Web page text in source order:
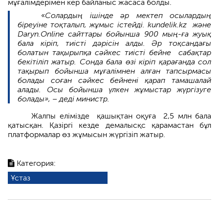
Категория:
Ұстаз
мұғалімдерімен кер байланыс жасаса болды.
«Солардың ішінде әр мектеп осылардың
біреуіне тоқталып, жұмыс істейді. kundelik.kz және
Daryn.Online сайттары бойынша 900 мың-ға жуық
бала кіріп, тиісті дәрісін алды. Әр тоқсандағы
болатын тақырыпқа сәйкес тиісті бейне сабақтар
бекітіліп жатыр. Сонда бала өзі кіріп қарағанда сол
тақырып бойынша мұғалімнен алған тапсырмасы
болады соған сәйкес бейнені қарап тамашалай
алады. Осы бойынша үлкен жұмыстар жүргізуге
болады», – деді министр.
Жалпы елімізде қашықтан оқуға 2,5 млн бала
қатысқан. Қазіргі кезде демалысқс қарамастан бұл
платформалар өз жұмысын жүргізіп жатыр.